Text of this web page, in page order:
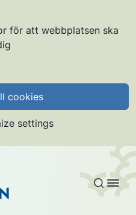
för att webbplatsen ska
cookies
settings